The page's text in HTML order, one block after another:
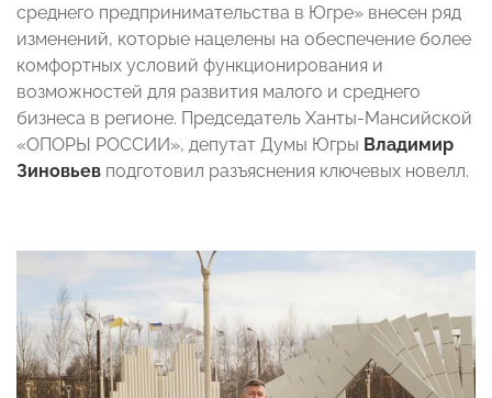
среднего предпринимательства в Югре» внесен ряд
изменений, которые нацелены на обеспечение более
комфортных условий функционирования и
возможностей для развития малого и среднего
бизнеса в регионе. Председатель Ханты-Мансийской
«ОПОРЫ РОССИИ», депутат Думы Югры Владимир
Зиновьев подготовил разъяснения ключевых новелл.